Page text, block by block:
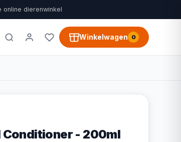
online dierenwinkel
Winkelwagen 0
Conditioner - 200ml